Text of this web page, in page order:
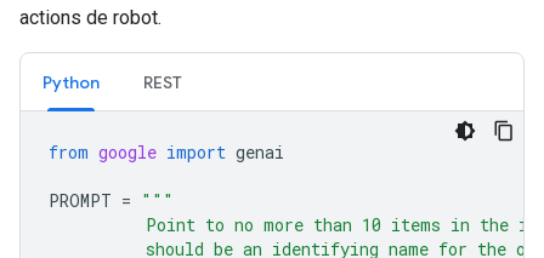
actions de robot.
Python REST
from google import genai
PROMPT = """
Point to no more than 10 items in the
should be an identifying name for the